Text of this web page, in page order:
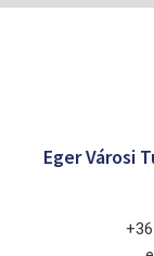
Eger Városi